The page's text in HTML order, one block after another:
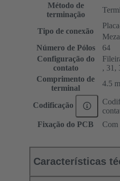
Método de
terminação
Tipo de conexão
Número de Pólos
64
Configuração do
contato
, 31,
Comprimento de
terminal
4.5
Codificação
Fixação do PCB
Com
Características